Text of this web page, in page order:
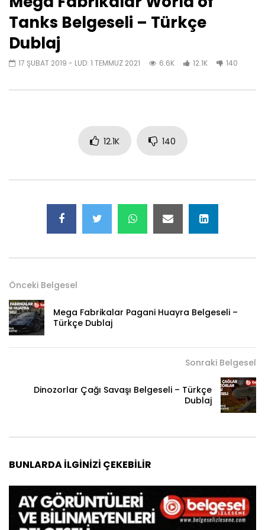
Tanks Belgeseli – Türkçe
Dublaj
17 ŞUBAT 2019 - LUD: 1 TEMMUZ 2021 6.6K 12.1K 140
12.1K 140
Önceki Belgesel
Mega Fabrikalar Pagani Huayra Belgeseli –
Türkçe Dublaj
Sonraki Belgesel
Dinozorlar Çağı Savaşı Belgeseli – Türkçe
Dublaj
BUNLARDA İLGINIZI ÇEKEBILIR